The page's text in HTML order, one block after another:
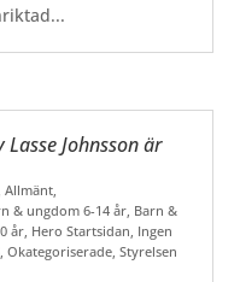
Johnsson är
,Allmänt
& ungdom 6-14 år Barn &
år Hero Startsidan Ingen
,Okategoriserade ,Styrelsen